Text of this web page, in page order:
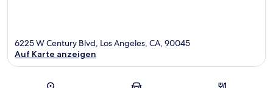
6225 W Century Blvd, Los Angeles, CA, 90045
Auf Karte anzeigen